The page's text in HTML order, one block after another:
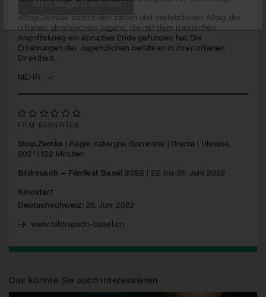
«Stop.Zemlia» betont den zarten und verletzlichen Alltag der
urbanen ukrainischen Jugend, die mit dem russischen
Angriffskrieg ein abruptes Ende gefunden hat. Die
Erfahrungen der Jugendlichen berühren in ihrer offenen
Direktheit.
MEHR
FILM BEWERTEN
Stop.Zemlia | Regie: Kateryna Gornostai | Drama | Ukraine,
2021 | 122 Minuten
Bildrausch – Filmfest Basel 2022 | 22. bis 26. Juni 2022
Kinostart
Deutschschweiz: 26. Juni 2022
www.bildrausch-basel.ch
Das könnte Sie auch interessieren
Jetzt Mitglied werden